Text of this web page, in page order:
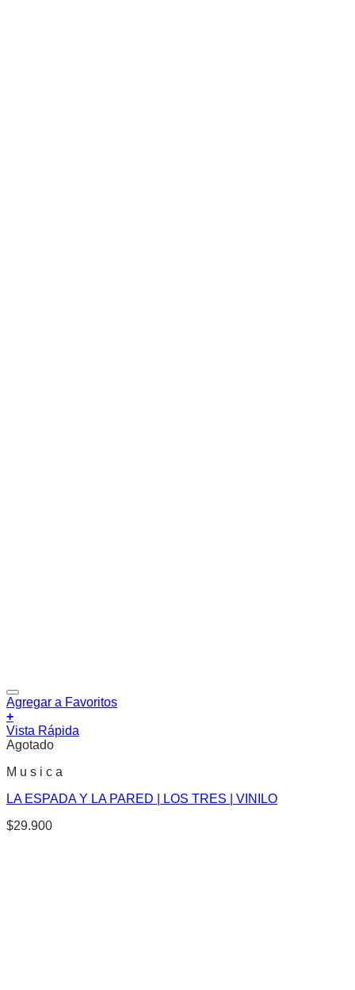
Agregar a Favoritos
+
Vista Rápida
Agotado
M u s i c a
LA ESPADA Y LA PARED | LOS TRES | VINILO
$29.900